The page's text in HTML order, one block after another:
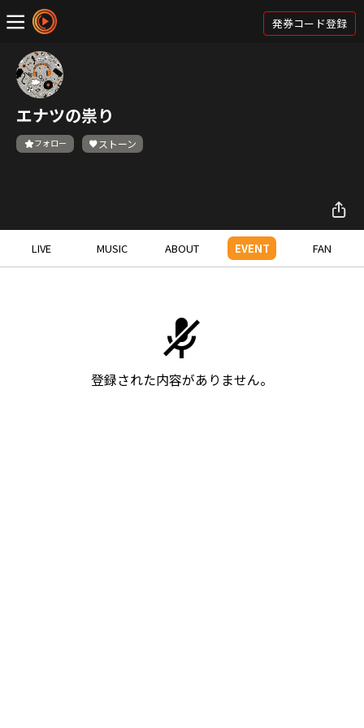
発券コード登録
エナツの祟り
フォロー ストーン
LIVE MUSIC ABOUT EVENT FAN
登録された内容がありません。